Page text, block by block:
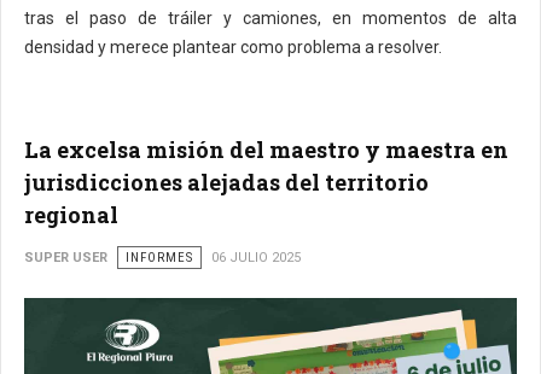
tras el paso de tráiler y camiones, en momentos de alta
densidad y merece plantear como problema a resolver.
La excelsa misión del maestro y maestra en
jurisdicciones alejadas del territorio
regional
SUPER USER INFORMES 06 JULIO 2025